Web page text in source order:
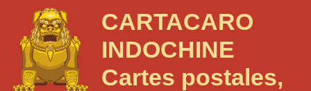
CARTACARO
INDOCHINE
Cartes postales,